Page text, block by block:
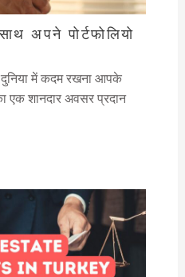
अपने पोर्टफोलियो
दुनिया में कदम रखना आपके
एक शानदार अवसर प्रदान